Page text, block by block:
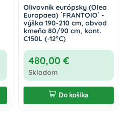
Olivovník európsky (Olea
Europaea) ´FRANTOIO´ -
výška 190-210 cm, obvod
kmeňa 80/90 cm, kont.
C150L (-12°C)
480,00 €
Skladom
Do košíka